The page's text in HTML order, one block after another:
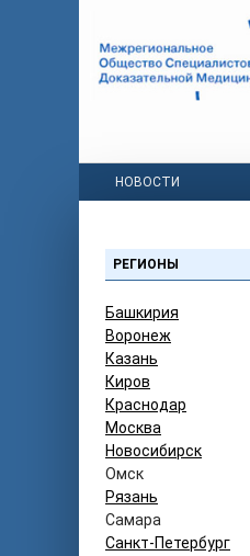
НОВОСТИ
РЕГИОНЫ
Башкирия
Воронеж
Казань
Киров
Краснодар
Москва
Новосибирск
Омск
Рязань
Самара
Санкт-Петербург